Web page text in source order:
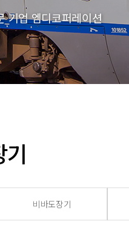
기업 엠디코퍼레이션
비바도장기